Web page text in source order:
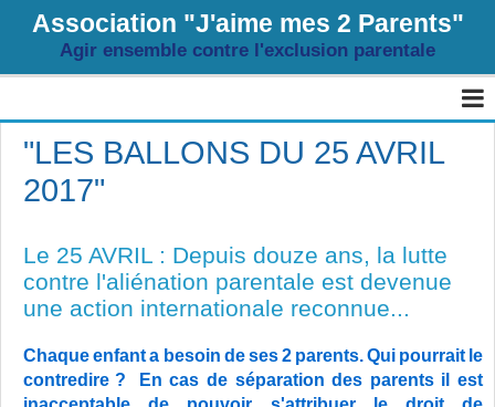
Association "J'aime mes 2 Parents"
Agir ensemble contre l'exclusion parentale
Page d'accueil
Agenda
Contact
Sondages
"LES BALLONS DU 25 AVRIL
2017"
Le 25 AVRIL : Depuis douze ans, la lutte
contre l'aliénation parentale est devenue
une action internationale reconnue...
Chaqueenfant a besoin deses2 parents.Qui pourrait le
contredire ?
En cas de séparation des parents il est